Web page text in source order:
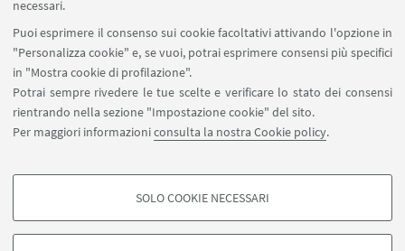
necessari.
Puoi esprimere il consenso sui cookie facoltativi attivando l'opzione in
"Personalizza cookie" e, se vuoi, potrai esprimere consensi più specifici
in "Mostra cookie di profilazione".
Potrai sempre rivedere le tue scelte e verificare lo stato dei consensi
rientrando nella sezione "Impostazione cookie" del sito.
Per maggiori informazioniconsulta la nostra Cookie policy.
COOKIE DI PROFILAZIONE - FACOLTATIVI
SOLO COOKIE NECESSARI
SEGUI UNIBO SU:
APP:
©Copyright 2026 - ALMA MATER STUDIORUM - Università di